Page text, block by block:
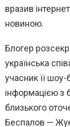
вразив
новиною.
Блогер
українська
учасник її
інформацією з
близького
Беспалов —